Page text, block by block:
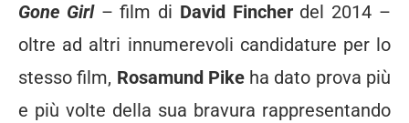
Gone Girl– film di David Fincherdel 2014 –
oltre ad altri innumerevoli candidature per lo
stesso film, Rosamund Pikeha dato prova più
e più volte della sua bravura rappresentando